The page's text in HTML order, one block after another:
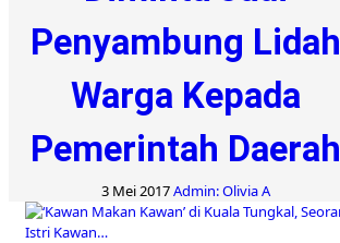
Penyambung Lidah
Warga Kepada
Pemerintah Daerah
3 Mei 2017Admin: Olivia A